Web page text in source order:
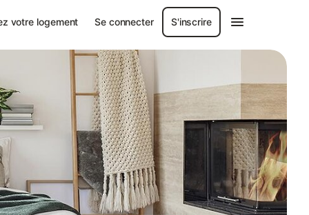
votre logement Se connecter S'inscrire